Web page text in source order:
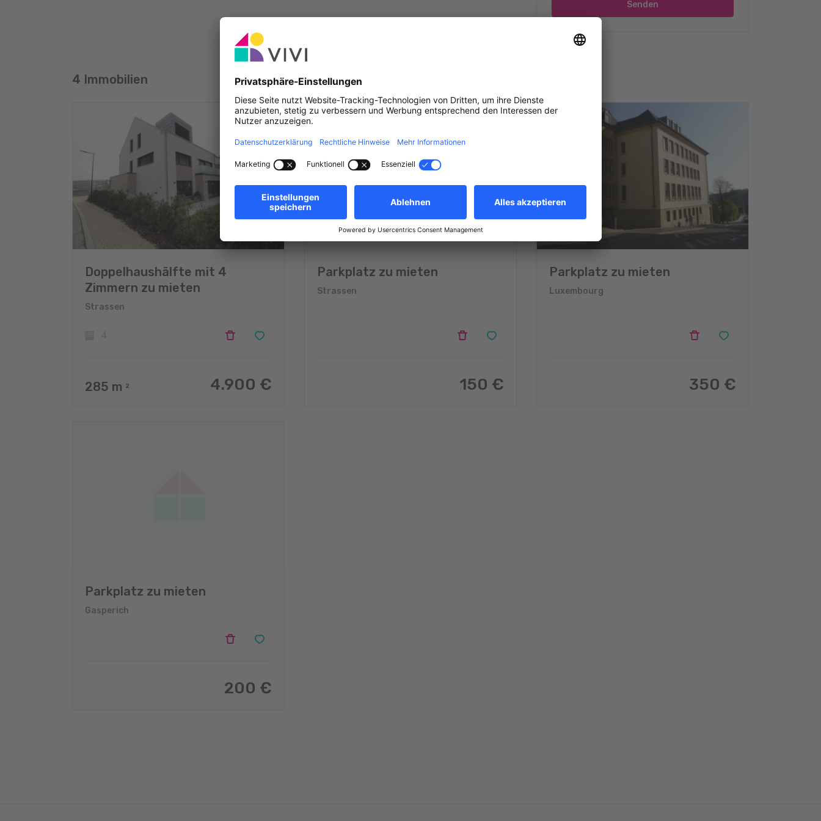
Senden
Ces quelques données illustrent que notre société est la plus grande entreprise de construction familiale du
4 Immobilien
Doppelhaushälfte mit 4
Zimmern zu mieten
Strassen
285 m 2 4.900 €
Parkplatz zu mieten
Strassen
150 €
Parkplatz zu mieten
Luxembourg
350 €
Parkplatz zu mieten
Gasperich
200 €